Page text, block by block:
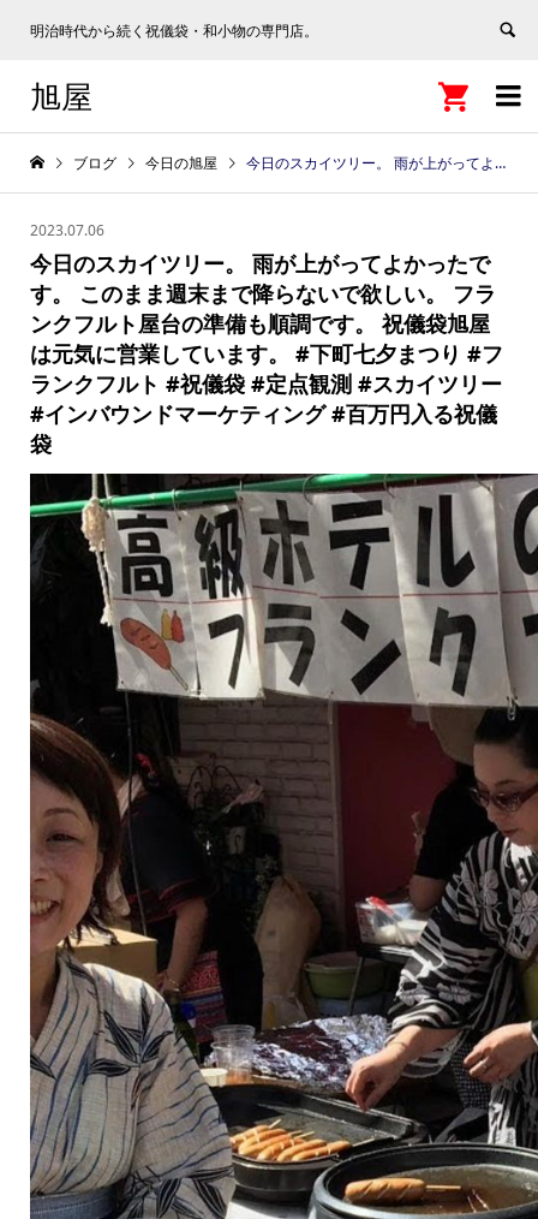
明治時代から続く祝儀袋・和小物の専門店。

旭屋 
ブログ 今日の旭屋 今日のスカイツリー。 雨が上がってよかったです。 このまま週末まで降らないで欲しい。 フランクフルト屋台の準備も順調です。 祝儀袋旭屋は元気に営業しています。 #下町七夕まつり #フランクフルト #祝儀袋 #定点観測 #スカイツリー #インバウンドマーケティング #百万円入る祝儀袋
2023.07.06
今日のスカイツリー。 雨が上がってよかったで
す。 このまま週末まで降らないで欲しい。 フラ
ンクフルト屋台の準備も順調です。 祝儀袋旭屋
は元気に営業しています。 #下町七夕まつり #フ
ランクフルト #祝儀袋 #定点観測 #スカイツリー
#インバウンドマーケティング #百万円入る祝儀
袋